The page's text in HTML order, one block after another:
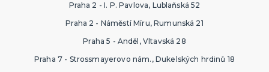
Praha 2 - I. P. Pavlova, Lublaňská 52
Praha 2 - Náměstí Míru, Rumunská 21
Praha 5 - Anděl, Vltavská 28
Praha 7 - Strossmayerovo nám., Dukelských hrdinů 18